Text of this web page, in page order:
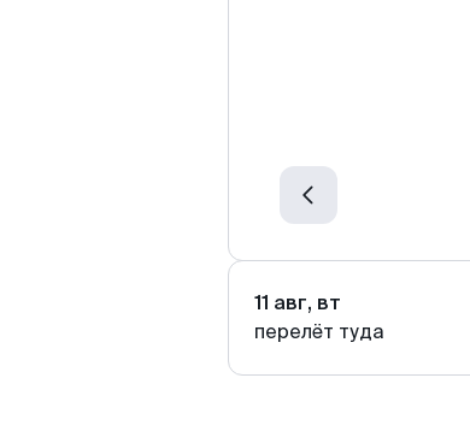
11 авг, вт
перелёт туда